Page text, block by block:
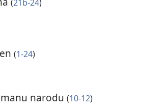
(21b-24)
(1-24)
narodu (10-12)